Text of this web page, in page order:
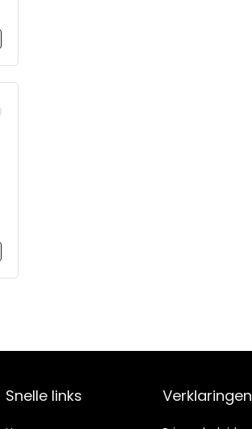
Snelle links Verklaringen